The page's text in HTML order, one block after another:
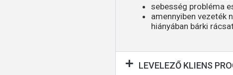
sebesség probléma
amennyiben vezeték
hiányában bárki
LEVELEZŐ KLIENS